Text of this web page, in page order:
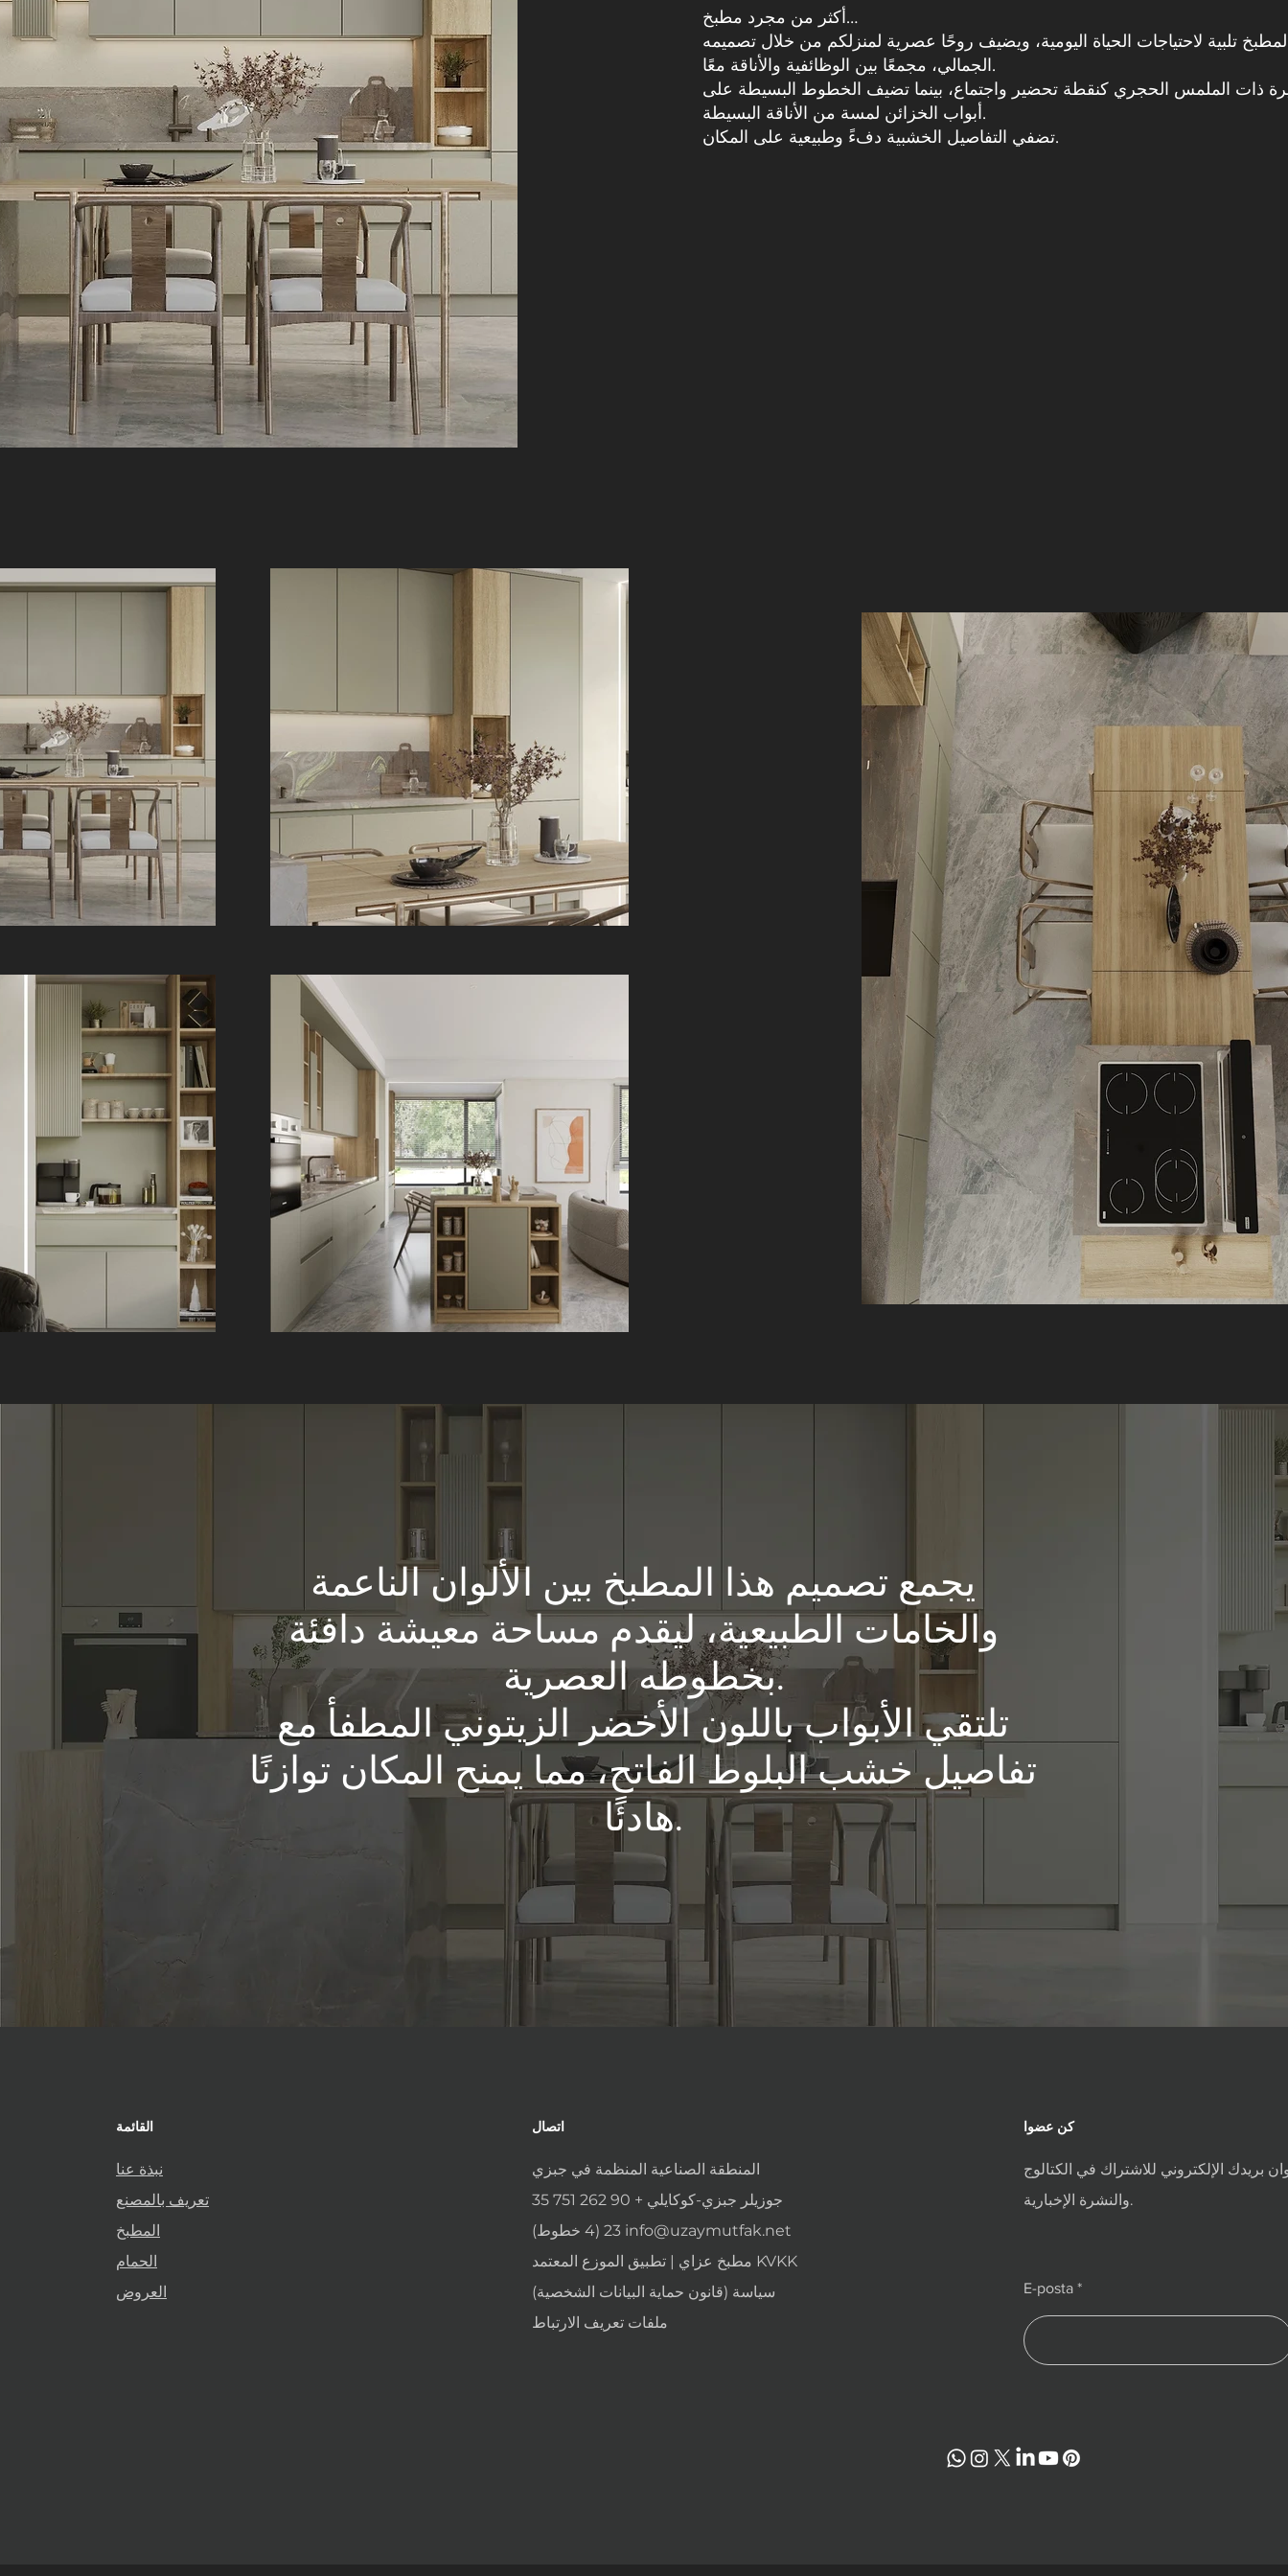
أكثر من مجرد مطبخ…
تلبية لاحتياجات الحياة اليومية، ويضيف روحًا عصرية لمنزلكم من خلال تصميمه
الجمالي، مجمعًا بين الوظائفية والأناقة معًا.
ذات الملمس الحجري كنقطة تحضير واجتماع، بينما تضيف الخطوط البسيطة على
أبواب الخزائن لمسة من الأناقة البسيطة.
تضفي التفاصيل الخشبية دفءً وطبيعية على المكان.
يجمع تصميم هذا المطبخ بين الألوان الناعمة
والخامات الطبيعية، ليقدم مساحة معيشة دافئة
بخطوطه العصرية.
تلتقي الأبواب باللون الأخضر الزيتوني المطفأ مع
تفاصيل خشب البلوط الفاتح، مما يمنح المكان توازنًا
هادئًا.
القائمة
نبذة عنا
تعريف بالمصنع
المطبخ
الحمام
العروض
اتصال
المنطقة الصناعية المنظمة في جبزي
جوزيلر جبزي-كوكايلي + 90 262 751 35
info@uzaymutfak.net
مطبخ عزاي | تطبيق الموزع المعتمد KVKK
(قانون حماية البيانات الشخصية) سياسة
ملفات تعريف الارتباط
E-posta
بريدك الإلكتروني للاشتراك في الكتالوج
والنشرة الإخبارية.
كن عضوا